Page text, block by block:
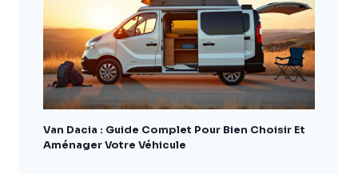
COMPLET
POUR
BIEN
CHOISIR
ET
AMÉNAGER
VOTRE
VÉHICULE
Van Dacia : Guide Complet Pour Bien Choisir Et
Aménager Votre Véhicule